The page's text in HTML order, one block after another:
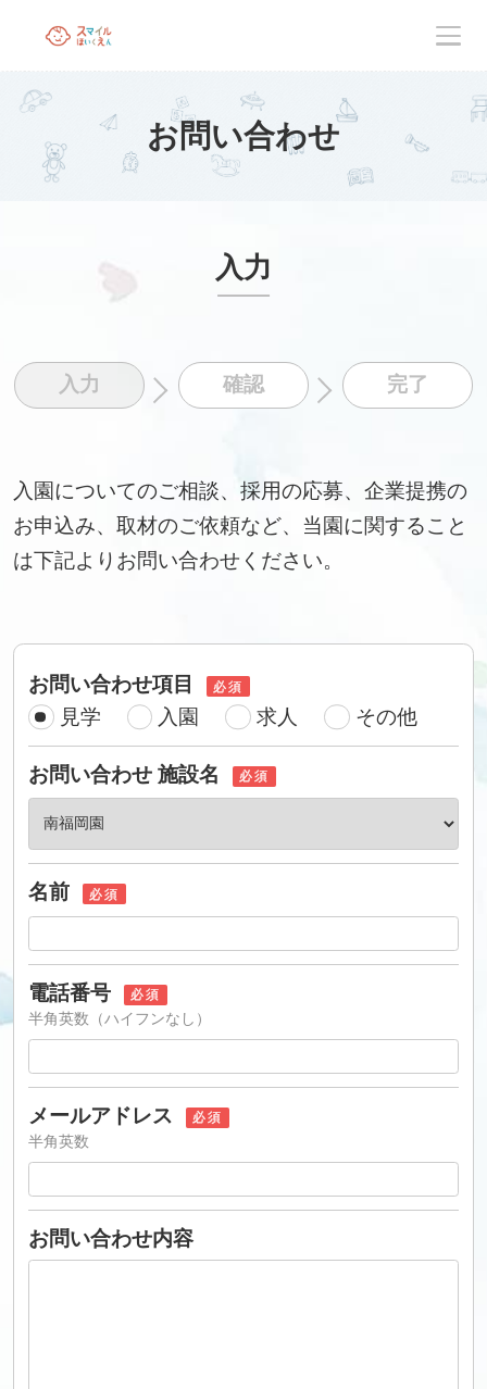
お問い合わせ
入力
入力 確認 完了
入園についてのご相談、採用の応募、企業提携の
お申込み、取材のご依頼など、当園に関すること
は下記よりお問い合わせください。
お問い合わせ項目 必須
見学 入園 求人 その他
お問い合わせ 施設名 必須
名前 必須
電話番号 必須
半角英数（ハイフンなし）
メールアドレス 必須
半角英数
お問い合わせ内容